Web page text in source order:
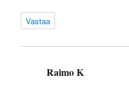
Vastaa
Raimo K